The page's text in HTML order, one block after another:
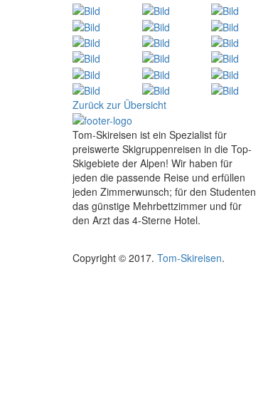
Zurück zur Übersicht
Tom-Skireisen ist ein Spezialist für
preiswerte Skigruppenreisen in die Top-
Skigebiete der Alpen! Wir haben für
jeden die passende Reise und erfüllen
jeden Zimmerwunsch; für den Studenten
das günstige Mehrbettzimmer und für
den Arzt das 4-Sterne Hotel.
Copyright © 2017. Tom-Skireisen.